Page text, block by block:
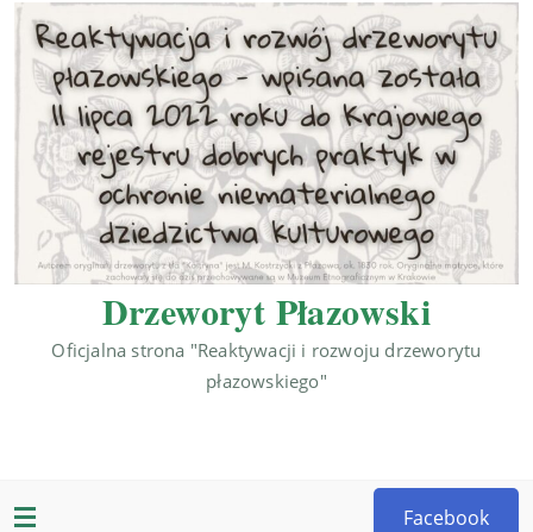
Drzeworyt Płazowski
Oficjalna strona "Reaktywacji i rozwoju drzeworytu
płazowskiego"
Facebook